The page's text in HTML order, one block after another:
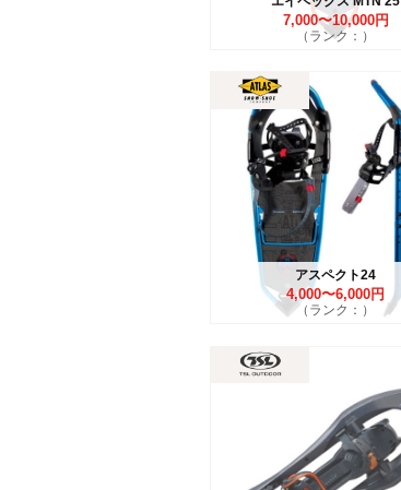
7,000〜10,000円
（ランク：）
アスペクト24
4,000〜6,000円
（ランク：）